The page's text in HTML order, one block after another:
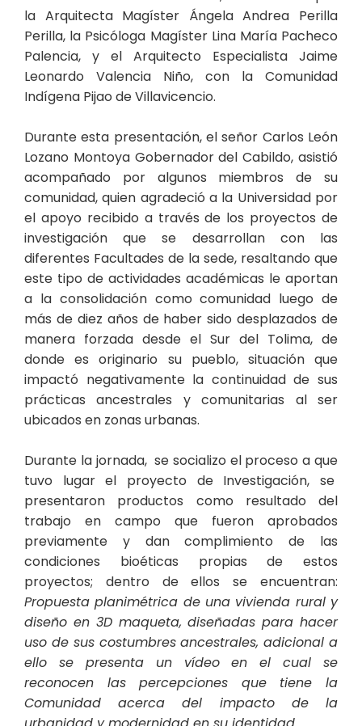
la Arquitecta Magíster Ángela Andrea Perilla
Perilla, la Psicóloga Magíster Lina María Pacheco
Palencia, y el Arquitecto Especialista Jaime
Leonardo Valencia Niño, con la Comunidad
Indígena Pijao de Villavicencio.
Durante esta presentación, el señor Carlos León
Lozano Montoya Gobernador del Cabildo, asistió
acompañado por algunos miembros de su
comunidad, quien agradeció a la Universidad por
el apoyo recibido a través de los proyectos de
investigación que se desarrollan con las
diferentes Facultades de la sede, resaltando que
este tipo de actividades académicas le aportan
a la consolidación como comunidad luego de
más de diez años de haber sido desplazados de
manera forzada desde el Sur del Tolima, de
donde es originario su pueblo, situación que
impactó negativamente la continuidad de sus
prácticas ancestrales y comunitarias al ser
ubicados en zonas urbanas.
Durante la jornada, se socializo el proceso a que
tuvo lugar el proyecto de Investigación, se
presentaron productos como resultado del
trabajo en campo que fueron aprobados
previamente y dan complimiento de las
condiciones bioéticas propias de estos
proyectos; dentro de ellos se encuentran:
Propuesta planimétrica de una vivienda rural y
diseño en 3D maqueta, diseñadas para hacer
uso de sus costumbres ancestrales, adicional a
ello se presenta un vídeo en el cual se
reconocen las percepciones que tiene la
Comunidad acerca del impacto de la